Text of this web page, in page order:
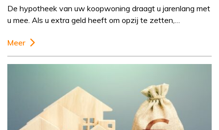
De hypotheek van uw koopwoning draagt u jarenlang met
u mee. Als u extra geld heeft om opzij te zetten,…
Meer